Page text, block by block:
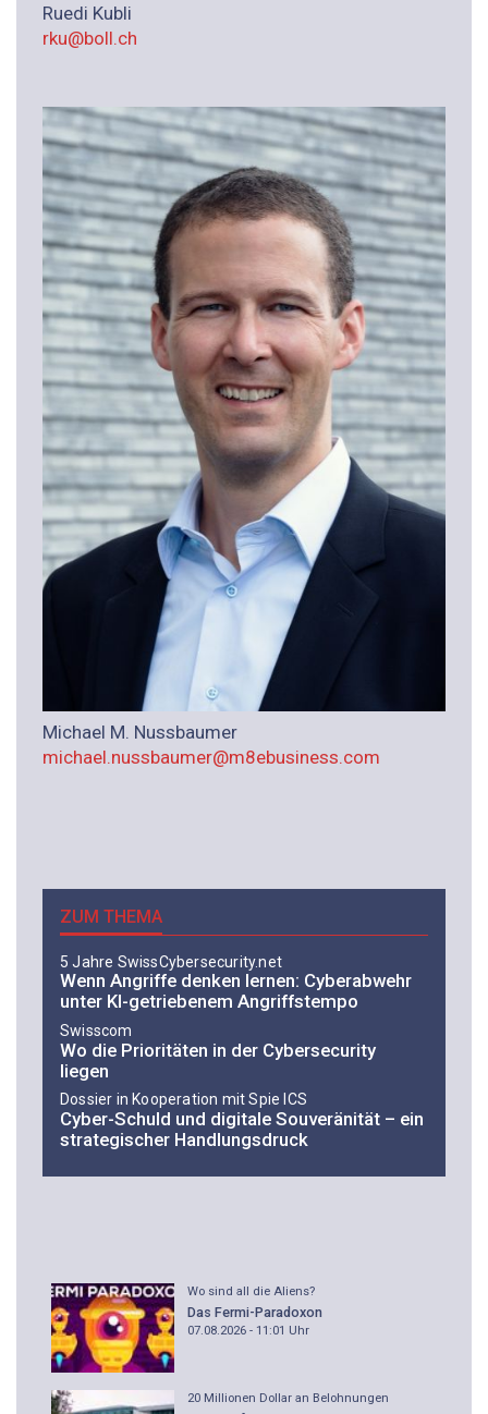
Ruedi Kubli
rku@boll.ch
Michael M. Nussbaumer
michael.nussbaumer@m8ebusiness.com
ZUM THEMA
5 Jahre SwissCybersecurity.net
Wenn Angriffe denken lernen: Cyberabwehr
unter KI-getriebenem Angriffstempo
Swisscom
Wo die Prioritäten in der Cybersecurity
liegen
Dossier in Kooperation mit Spie ICS
Cyber-Schuld und digitale Souveränität – ein
strategischer Handlungsdruck
Wo sind all die Aliens?
Das Fermi-Paradoxon
07.08.2026 - 11:01 Uhr
20 Millionen Dollar an Belohnungen